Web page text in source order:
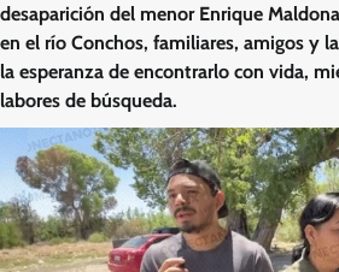
desaparición del menor Enrique
en el río Conchos, familiares, amigos y
la esperanza de encontrarlo con vida,
labores de búsqueda.